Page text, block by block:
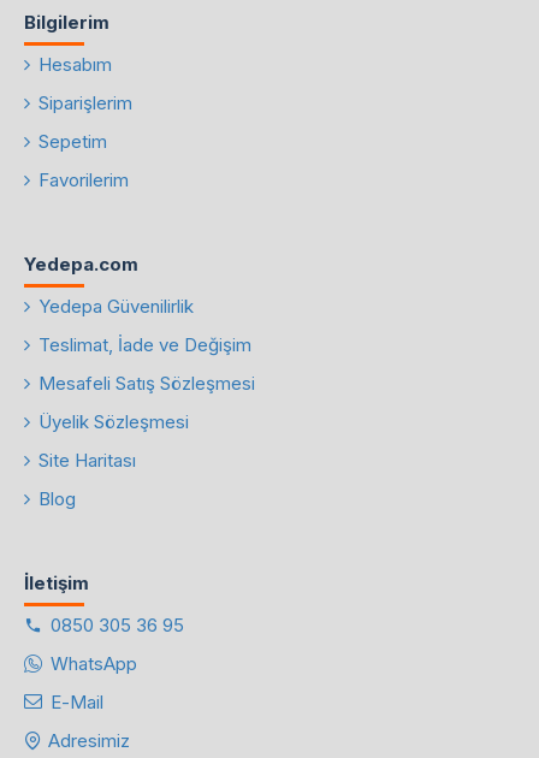
Bilgilerim
Hesabım
Siparişlerim
Sepetim
Favorilerim
Yedepa.com
Yedepa Güvenilirlik
Teslimat, İade ve Değişim
Mesafeli Satış Sözleşmesi
Üyelik Sözleşmesi
Site Haritası
Blog
İletişim
0850 305 36 95
WhatsApp
E-Mail
Adresimiz